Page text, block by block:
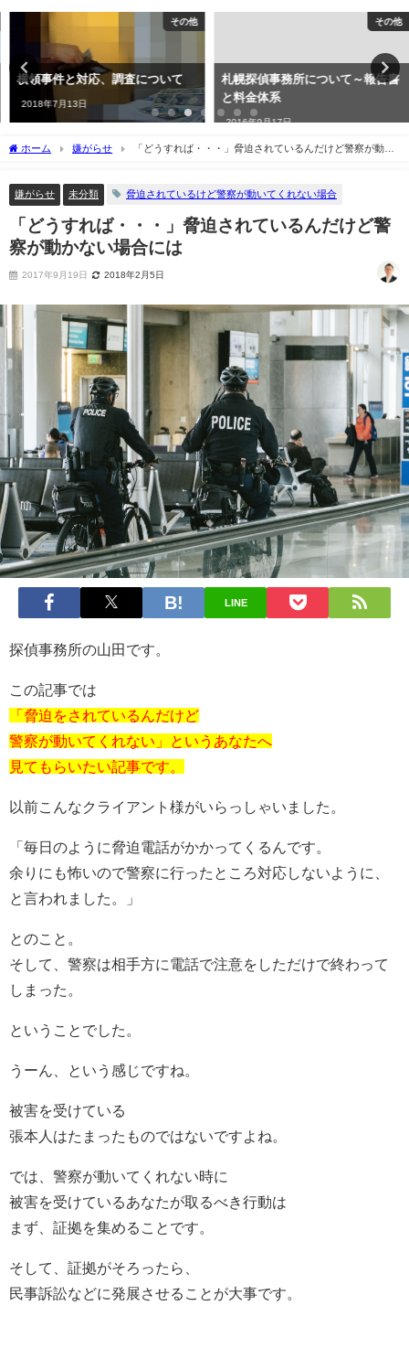
その他
横領事件と対応、調査について
2018年7月13日
その他
札幌探偵事務所について～報告書
と料金体系
2016年9月17日
ホーム 嫌がらせ
「どうすれば・・・」脅迫されているんだけど警察が動か
嫌がらせ 未分類 脅迫されているけど警察が動いてくれない場合
「どうすれば・・・」脅迫されているんだけど警
察が動かない場合には
2017年9月19日 2018年2月5日
LINE
探偵事務所の山田です。
この記事では
「脅迫をされているんだけど
警察が動いてくれない」というあなたへ
見てもらいたい記事です。
以前こんなクライアント様がいらっしゃいました。
「毎日のように脅迫電話がかかってくるんです。
余りにも怖いので警察に行ったところ対応しないように、
と言われました。」
とのこと。
そして、警察は相手方に電話で注意をしただけで終わって
しまった。
ということでした。
うーん、という感じですね。
被害を受けている
張本人はたまったものではないですよね。
では、警察が動いてくれない時に
被害を受けているあなたが取るべき行動は
まず、証拠を集めることです。
そして、証拠がそろったら、
民事訴訟などに発展させることが大事です。